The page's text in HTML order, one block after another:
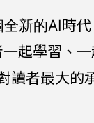
全新的AI時
起學習、一
讀者最大的